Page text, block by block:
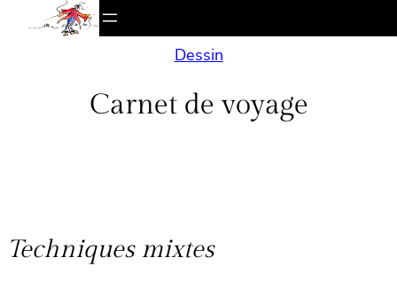
Dessin
Carnet de voyage
Techniques mixtes